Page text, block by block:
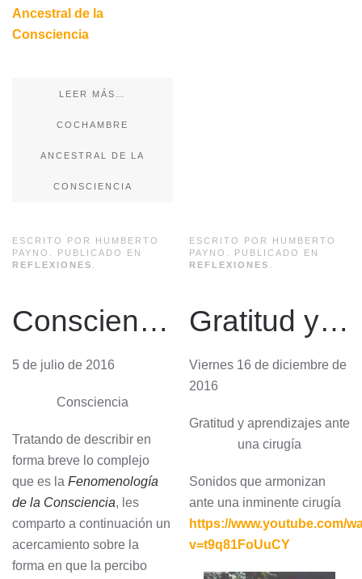
Ancestral de la
Consciencia
LEER MÁS…
COCHAMBRE
ANCESTRAL DE LA
CONSCIENCIA
ESCRITO POR HUMBERTO
PAYNO. PUBLICADO EN
REFLEXIONES
Consciencia
5 de julio de 2016
Consciencia
Tratando de describir en
forma breve lo complejo
que es la Fenomenología
de la Consciencia, les
comparto a continuación un
acercamiento sobre la
forma en que la percibo
ESCRITO POR HUMBERTO
PAYNO. PUBLICADO EN
REFLEXIONES
Gratitud y aprendizajes ante una cirugía
Viernes 16 de diciembre de
2016
Gratitud y aprendizajes ante
una cirugía
Sonidos que armonizan
ante una inminente cirugía
https://www.youtube.com/
v=t9q81FoUuCY